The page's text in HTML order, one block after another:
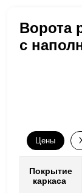
Ворота
с
Цены
Покрытие
каркаса